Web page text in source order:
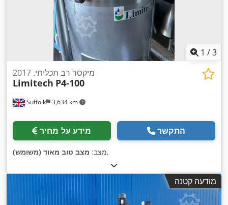
1 /3
Suffolk 3,634 km
מיקסר רב תכליתי. 2017
Limitech P4-100
מידע על מחיר התקשר
מצב: מצב טוב מאוד (משומש) ,
מודעה קטנה